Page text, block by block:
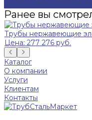
Ранее вы
Трубы нержавеющие
Цена: 277 276 руб.
Каталог
О компании
Услуги
Клиентам
Контакты